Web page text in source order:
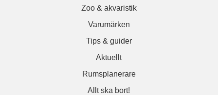
Zoo & akvaristik
Varumärken
Tips & guider
Aktuellt
Rumsplanerare
Allt ska bort!